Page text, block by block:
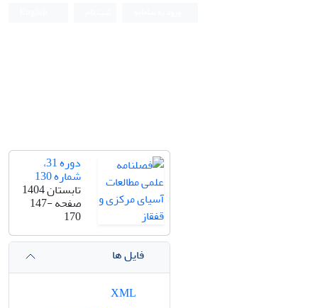
دوره 31،
شماره 130
تابستان 1404
صفحه147-
170
فایل ها